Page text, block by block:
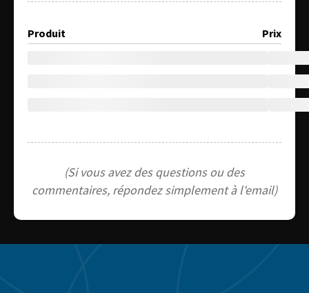
Produit Prix
(Si vous avez des questions ou des
commentaires, répondez simplement à l'email)